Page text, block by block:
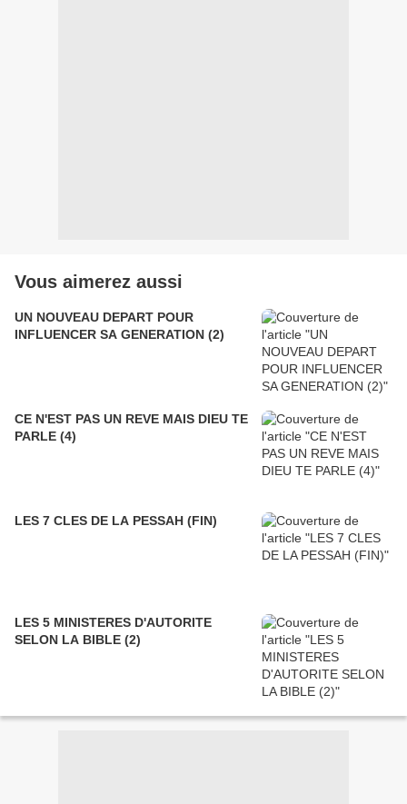
Vous aimerez aussi
UN NOUVEAU DEPART POUR
INFLUENCER SA GENERATION (2)
CE N'EST PAS UN REVE MAIS DIEU TE
PARLE (4)
LES 7 CLES DE LA PESSAH (FIN)
LES 5 MINISTERES D'AUTORITE
SELON LA BIBLE (2)